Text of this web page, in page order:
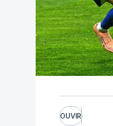
OUVIR